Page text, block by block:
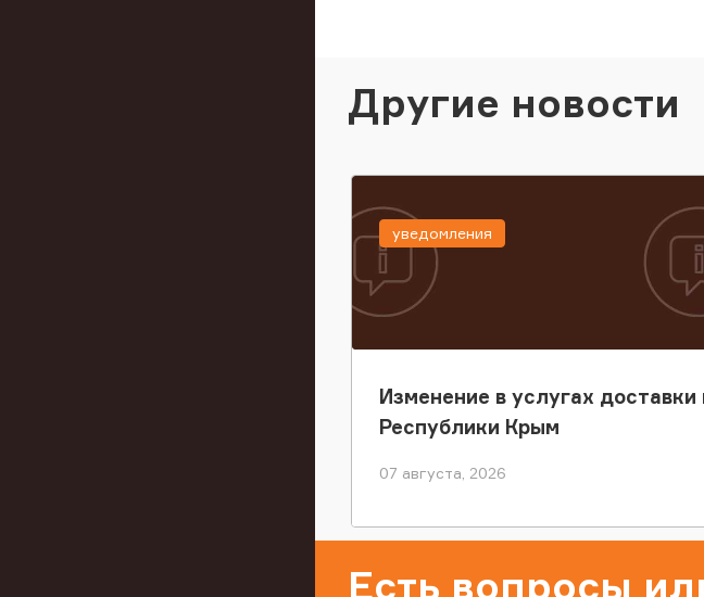
Другие новости
Изменение в услугах доставки
Республики Крым
07 августа, 2026
уведомления
Есть вопросы